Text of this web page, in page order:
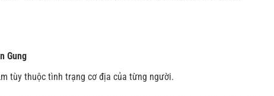
Gung
tùy thuộc tình trạng cơ địa của từng người.